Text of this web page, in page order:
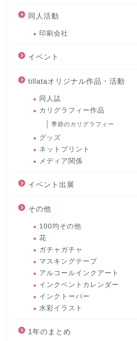
同人活動
印刷会社
イベント
tillataオリジナル作品・活動
同人誌
カリグラフィー作品
季節のカリグラフィー
グッズ
ネットプリント
メディア関係
イベント出展
その他
100均その他
花
ガチャガチャ
マスキングテープ
アルコールインクアート
インクベントカレンダー
インクトーバー
水彩イラスト
1年のまとめ